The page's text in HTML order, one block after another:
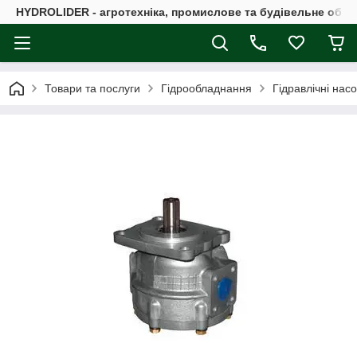
HYDROLIDER - агротехніка, промислове та будівельне
Товари та послуги Гідрообладнання Гідравлічні